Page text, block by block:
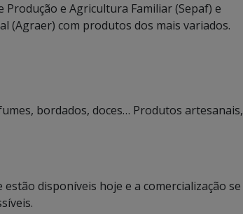
Produção e Agricultura Familiar (Sepaf) e
(Agraer) com produtos dos mais variados.
bordados, doces… Produtos artesanais,
disponíveis hoje e a comercialização se